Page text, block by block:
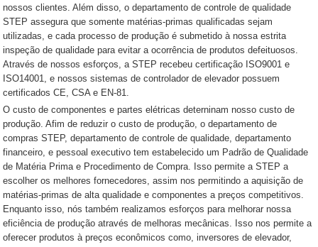
nossos clientes. Além disso, o departamento de controle de qualidade
STEP assegura que somente matérias-primas qualificadas sejam
utilizadas, e cada processo de produção é submetido à nossa estrita
inspeção de qualidade para evitar a ocorrência de produtos defeituosos.
Através de nossos esforços, a STEP recebeu certificação ISO9001 e
ISO14001, e nossos sistemas de controlador de elevador possuem
certificados CE, CSA e EN-81.
O custo de componentes e partes elétricas deterninam nosso custo de
produção. Afim de reduzir o custo de produção, o departamento de
compras STEP, departamento de controle de qualidade, departamento
financeiro, e pessoal executivo tem estabelecido um Padrão de Qualidade
de Matéria Prima e Procedimento de Compra. Isso permite a STEP a
escolher os melhores fornecedores, assim nos permitindo a aquisição de
matérias-primas de alta qualidade e componentes a preços competitivos.
Enquanto isso, nós também realizamos esforços para melhorar nossa
eficiência de produção através de melhoras mecânicas. Isso nos permite a
oferecer produtos à preços econômicos como, inversores de elevador,